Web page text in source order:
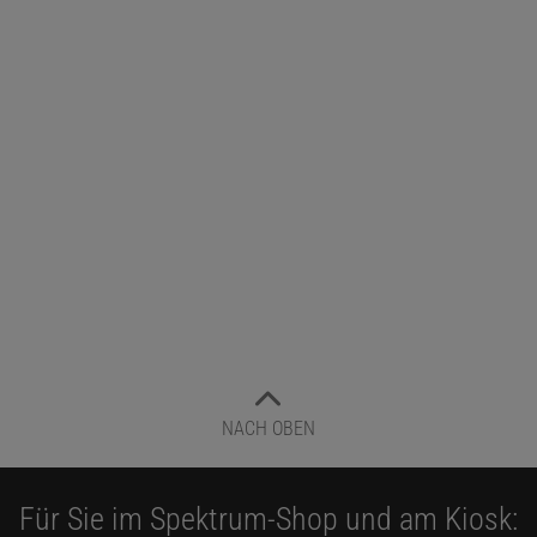
NACH OBEN
Für Sie im Spektrum-Shop und am Kiosk: